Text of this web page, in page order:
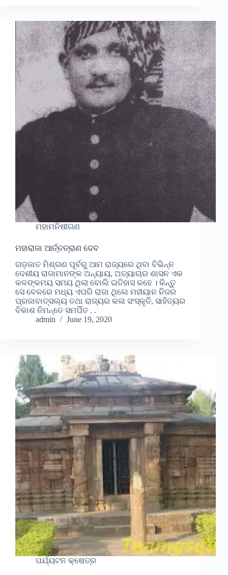
ମହାମନିଷୀଗଣ
ମହାରାଜା ଆର୍ତ୍ତତ୍ରାଣ ଦେବ
ଗଡ଼ଜାତ ମିଶ୍ରଣ ପୂର୍ବରୁ ଆମ ରାଜ୍ୟରେ ଥିବା ବିଭିନ୍ନ
ଦେଶୀୟ ରାଜାମାନଙ୍କ ଅନ୍ୟାୟ, ଅତ୍ୟାଚାର ଶାସନ ଏକ
କଳଙ୍କମୟ ସମୟ ଥିଲା ବୋଲି ଇତିହାସ କହେ । କିନ୍ତୁ
ସେ ବେଳରେ ମଧ୍ୟ ଏପରି ରାଜା ଥିଲେ ମହୀୟାନ ନିଜର
ପ୍ରଜାବାତ୍ସଲ୍ୟ ତଥା ରାଜ୍ୟର କଳା ସଂସ୍କୃତି, ସାହିତ୍ୟର
ବିକାଶ ନିମନ୍ତେ ସମର୍ପିତ . .
admin
June 19, 2020
ପର୍ଯ୍ୟଟନ କ୍ଷେତ୍ର